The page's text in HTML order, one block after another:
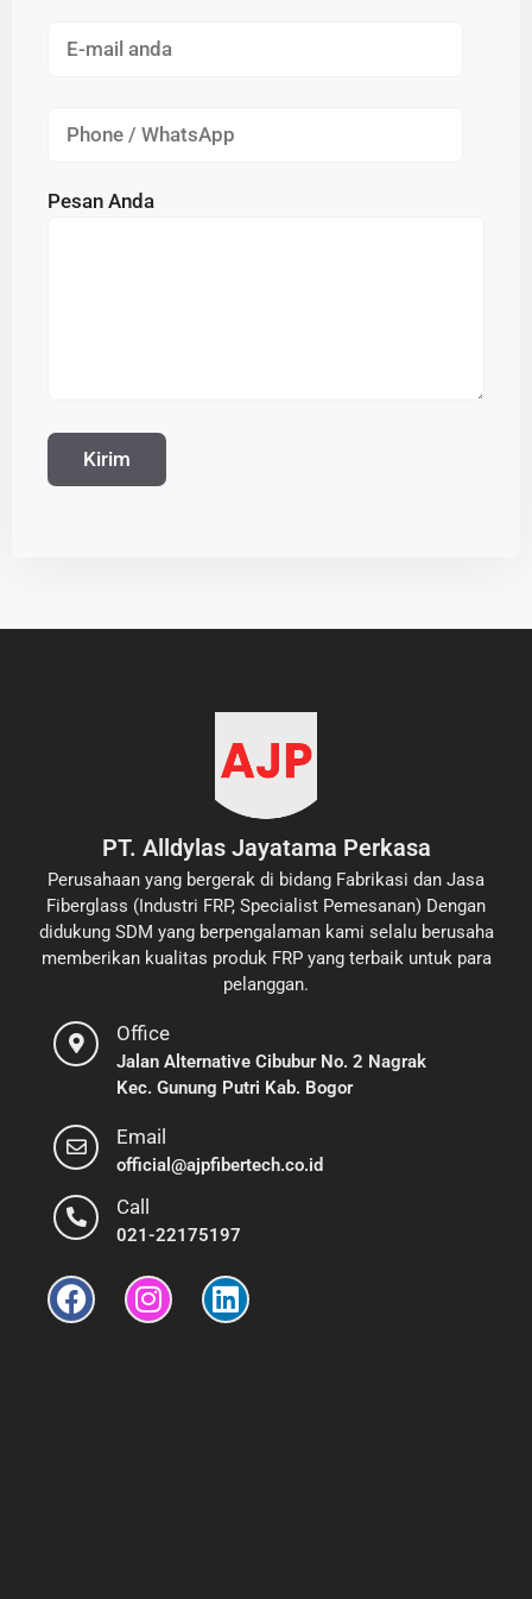
Pesan Anda
PT. Alldylas Jayatama Perkasa
Perusahaan yang bergerak di bidang Fabrikasi dan Jasa
Fiberglass (Industri FRP, Specialist Pemesanan) Dengan
didukung SDM yang berpengalaman kami selalu berusaha
memberikan kualitas produk FRP yang terbaik untuk para
pelanggan.
Office
Jalan Alternative Cibubur No. 2 Nagrak
Kec. Gunung Putri Kab. Bogor
Email
official@ajpfibertech.co.id
Call
021-22175197